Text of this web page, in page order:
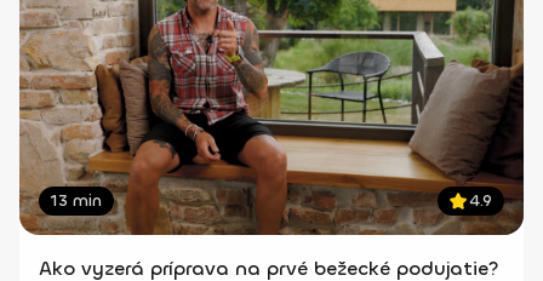
13 min 4.9
Ako vyzerá príprava na prvé bežecké podujatie?